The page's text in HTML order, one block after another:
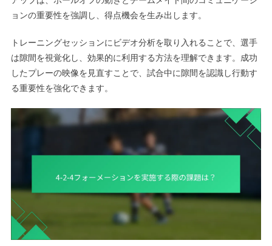
ョンの重要性を強調し、得点機会を生み出します。
トレーニングセッションにビデオ分析を取り入れることで、選手
は隙間を視覚化し、効果的に利用する方法を理解できます。成功
したプレーの映像を見直すことで、試合中に隙間を認識し行動す
る重要性を強化できます。